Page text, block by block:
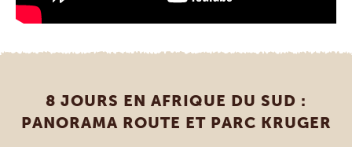
8 JOURS EN AFRIQUE DU SUD :
PANORAMA ROUTE ET PARC KRUGER